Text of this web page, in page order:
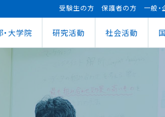
受験生の方 保護者の方 一般
・大学院
応用化学科
経営情報学部
研究活動 社会活動
スポーツ教室
その他活動
外留学プログラム（OCPS）
求人・説明会のお申し込み
キャリアセンターとの面談
学⾦ 給付奨学⾦
寮・下宿のご案内
クラブ活動支援センター